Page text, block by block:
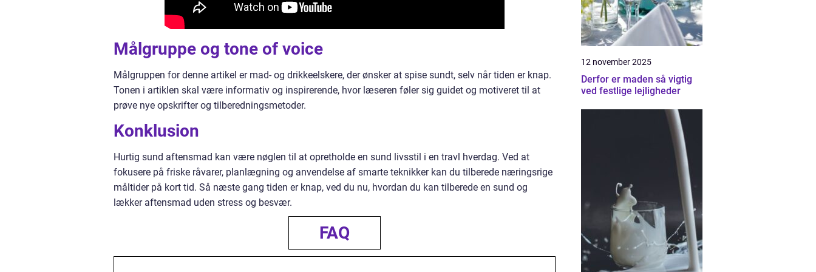
Målgruppe og tone of voice
Målgruppen for denne artikel er mad- og drikkeelskere, der ønsker at spise sundt, selv når tiden er knap.
Tonen i artiklen skal være informativ og inspirerende, hvor læseren føler sig guidet og motiveret til at
prøve nye opskrifter og tilberedningsmetoder.
Konklusion
Hurtig sund aftensmad kan være nøglen til at opretholde en sund livsstil i en travl hverdag. Ved at
fokusere på friske råvarer, planlægning og anvendelse af smarte teknikker kan du tilberede næringsrige
måltider på kort tid. Så næste gang tiden er knap, ved du nu, hvordan du kan tilberede en sund og
lækker aftensmad uden stress og besvær.
FAQ
12 november 2025
Derfor er maden så vigtig
ved festlige lejligheder